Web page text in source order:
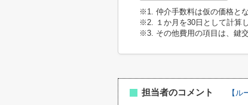
※1. 仲介手数料は仮の価格と
※2. １か月を30日として計算
※3. その他費用の項目は、鍵
担当者のコメント 【